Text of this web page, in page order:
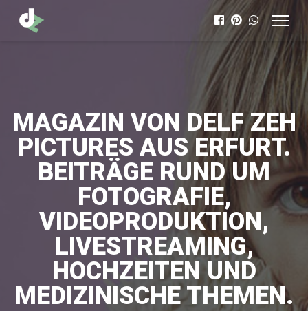
MAGAZIN VON DELF ZEH
PICTURES AUS ERFURT.
BEITRÄGE RUND UM
FOTOGRAFIE,
VIDEOPRODUKTION,
LIVESTREAMING,
HOCHZEITEN UND
MEDIZINISCHE THEMEN.